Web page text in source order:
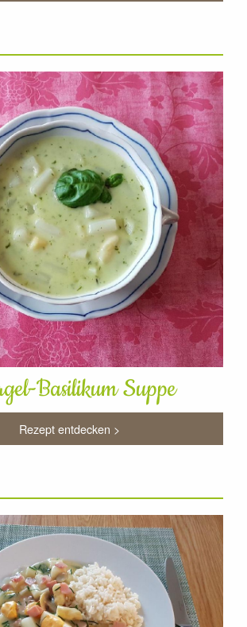
Basilikum Suppe
Rezept entdecken >